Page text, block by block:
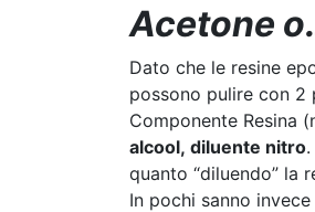
Acetone
Dato che le resine
possono pulire con
Componente Resina
alcool, diluente nitro
quanto “diluendo” la
In pochi sanno